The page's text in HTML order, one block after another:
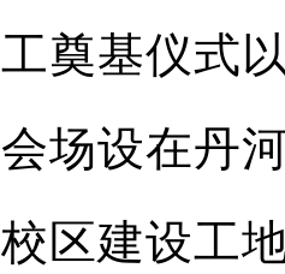
基仪式以
场设在丹
区建设工